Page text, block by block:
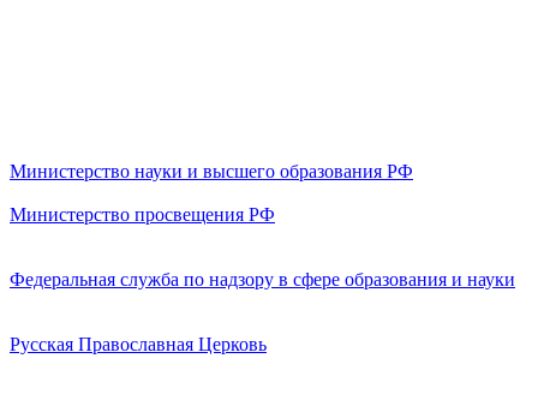
Министерство науки и высшего образования РФ
Министерство просвещения РФ
Федеральная служба по надзору в сфере образования и науки
Русская Православная Церковь